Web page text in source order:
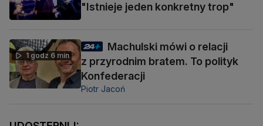
"Istnieje jeden konkretny trop"
1 godz 6 min
Machulski mówi o relacji
z przyrodnim bratem. To polityk
Konfederacji
Piotr Jacoń